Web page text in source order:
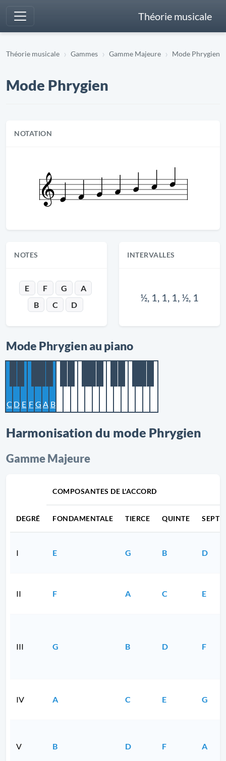
Théorie musicale
Théorie musicale Gammes Gamme Majeure Mode Phrygien
Mode Phrygien
NOTATION
NOTES
E F G
A
B
C D
INTERVALLES
½, 1, 1, 1, ½, 1
Mode Phrygien au piano
C D E F G A B
Harmonisation du mode Phrygien
Gamme Majeure
DEGRÉ
COMPOSANTES DE L'ACCORD
FONDAMENTALE TIERCE QUINTE
I E G B D
II F A C E
III G B D F
IV A C E G
V B D F A